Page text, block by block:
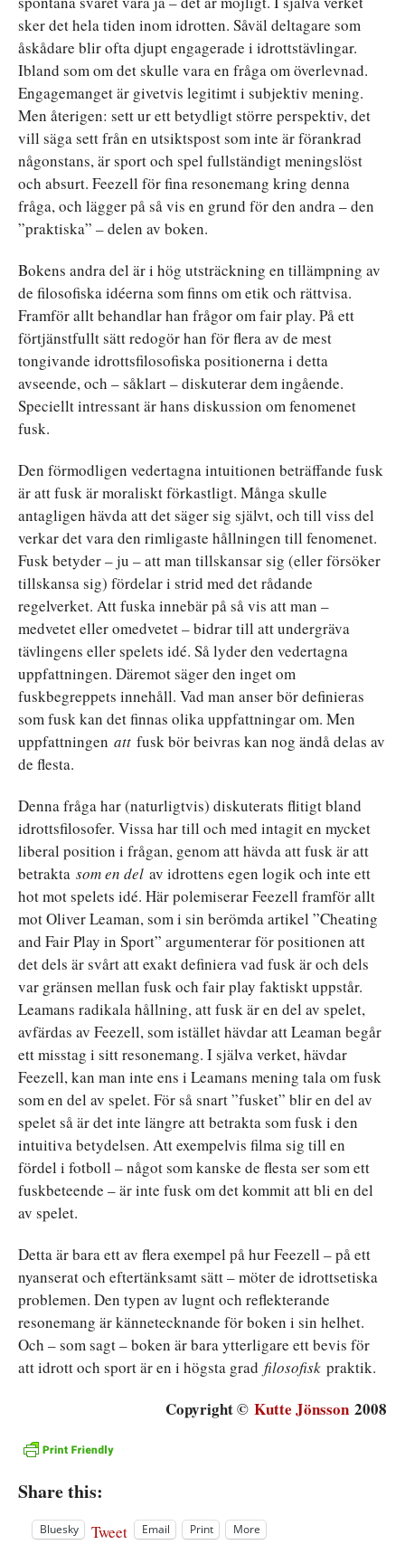
sker det hela tiden inom idrotten. Såväl deltagare som
åskådare blir ofta djupt engagerade i idrottstävlingar.
Ibland som om det skulle vara en fråga om överlevnad.
Engagemanget är givetvis legitimt i subjektiv mening.
Men återigen: sett ur ett betydligt större perspektiv, det
vill säga sett från en utsiktspost som inte är förankrad
någonstans, är sport och spel fullständigt meningslöst
och absurt. Feezell för fina resonemang kring denna
fråga, och lägger på så vis en grund för den andra – den
”praktiska” – delen av boken.
Bokens andra del är i hög utsträckning en tillämpning av
de filosofiska idéerna som finns om etik och rättvisa.
Framför allt behandlar han frågor om fair play. På ett
förtjänstfullt sätt redogör han för flera av de mest
tongivande idrottsfilosofiska positionerna i detta
avseende, och – såklart – diskuterar dem ingående.
Speciellt intressant är hans diskussion om fenomenet
fusk.
Den förmodligen vedertagna intuitionen beträffande fusk
är att fusk är moraliskt förkastligt. Många skulle
antagligen hävda att det säger sig självt, och till viss del
verkar det vara den rimligaste hållningen till fenomenet.
Fusk betyder – ju – att man tillskansar sig (eller försöker
tillskansa sig) fördelar i strid med det rådande
regelverket. Att fuska innebär på så vis att man –
medvetet eller omedvetet – bidrar till att undergräva
tävlingens eller spelets idé. Så lyder den vedertagna
uppfattningen. Däremot säger den inget om
fuskbegreppets innehåll. Vad man anser bör definieras
som fusk kan det finnas olika uppfattningar om. Men
uppfattningen att fusk bör beivras kan nog ändå delas av
de flesta.
Denna fråga har (naturligtvis) diskuterats flitigt bland
idrottsfilosofer. Vissa har till och med intagit en mycket
liberal position i frågan, genom att hävda att fusk är att
betrakta som en del av idrottens egen logik och inte ett
hot mot spelets idé. Här polemiserar Feezell framför allt
mot Oliver Leaman, som i sin berömda artikel ”Cheating
and Fair Play in Sport” argumenterar för positionen att
det dels är svårt att exakt definiera vad fusk är och dels
var gränsen mellan fusk och fair play faktiskt uppstår.
Leamans radikala hållning, att fusk är en del av spelet,
avfärdas av Feezell, som istället hävdar att Leaman begår
ett misstag i sitt resonemang. I själva verket, hävdar
Feezell, kan man inte ens i Leamans mening tala om fusk
som en del av spelet. För så snart ”fusket” blir en del av
spelet så är det inte längre att betrakta som fusk i den
intuitiva betydelsen. Att exempelvis filma sig till en
fördel i fotboll – något som kanske de flesta ser som ett
fuskbeteende – är inte fusk om det kommit att bli en del
av spelet.
Detta är bara ett av flera exempel på hur Feezell – på ett
nyanserat och eftertänksamt sätt – möter de idrottsetiska
problemen. Den typen av lugnt och reflekterande
resonemang är kännetecknande för boken i sin helhet.
Och – som sagt – boken är bara ytterligare ett bevis för
att idrott och sport är en i högsta grad filosofisk praktik.
Copyright © Kutte Jönsson 2008
Share this:
Bluesky Tweet Email Print More